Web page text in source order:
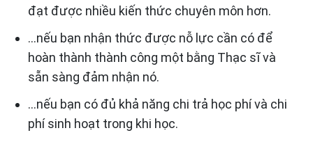
đạt được nhiều kiến thức chuyên môn hơn.
…nếu bạn nhận thức được nỗ lực cần có để
hoàn thành thành công một bằng Thạc sĩ và
sẵn sàng đảm nhận nó.
…nếu bạn có đủ khả năng chi trả học phí và chi
phí sinh hoạt trong khi học.